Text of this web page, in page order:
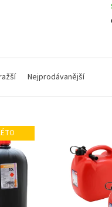
Nejprodávanější